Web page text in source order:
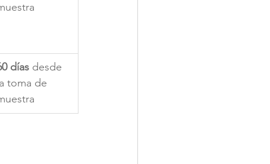
días desde
la toma de